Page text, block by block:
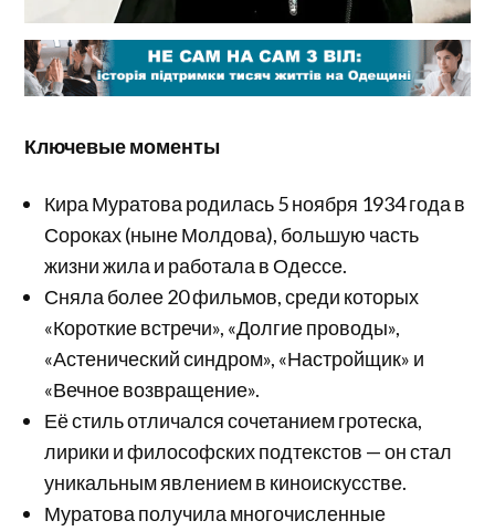
Ключевые моменты
Кира Муратова родилась 5 ноября 1934 года в
Сороках (ныне Молдова), большую часть
жизни жила и работала в Одессе.
Сняла более 20 фильмов, среди которых
«Короткие встречи», «Долгие проводы»,
«Астенический синдром», «Настройщик» и
«Вечное возвращение».
Её стиль отличался сочетанием гротеска,
лирики и философских подтекстов — он стал
уникальным явлением в киноискусстве.
Муратова получила многочисленные